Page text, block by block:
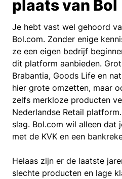
plaats van Bol
Je hebt vast wel gehoord
Bol.com. Zonder enige
ze een eigen bedrijf
dit platform aanbieden.
Brabantia, Goods Life en
hier grote omzetten, maar
zelfs merkloze producten
Nederlandse Retail
slag. Bol.com wil alleen dat
met de KVK en een
Helaas zijn er de laatste
slechte producten en lage